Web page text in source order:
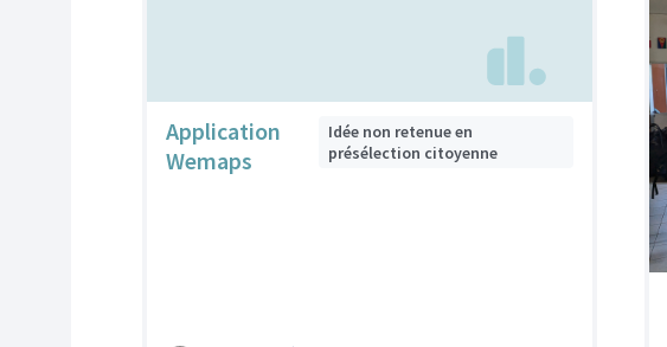
Application
Wemaps
Idée non retenue en
présélection citoyenne